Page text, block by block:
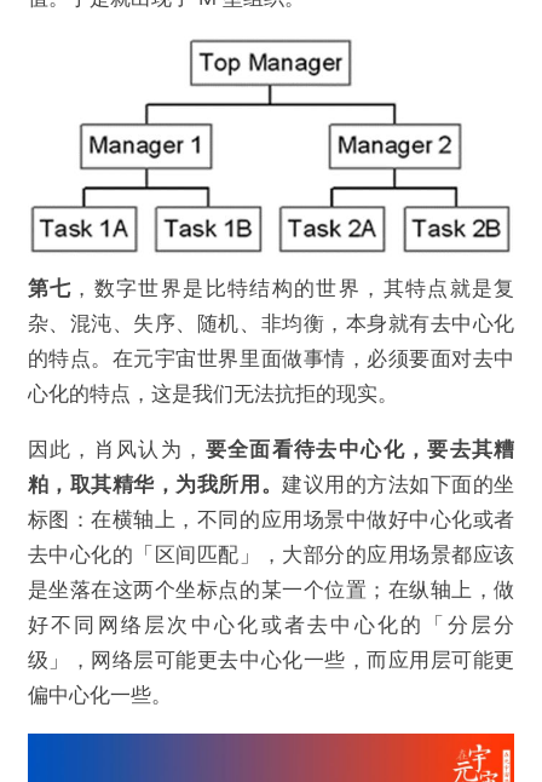
第七 ，数字世界是比特结构的世界，其特点就是复
杂、混沌、失序、随机、非均衡，本身就有去中心化
的特点。在元宇宙世界里面做事情，必须要面对去中
心化的特点，这是我们无法抗拒的现实。
因此，肖风认为， 要全面看待去中心化，要去其糟
粕，取其精华，为我所用。建议用的方法如下面的坐
标图：在横轴上，不同的应用场景中做好中心化或者
去中心化的「区间匹配」，大部分的应用场景都应该
是坐落在这两个坐标点的某一个位置；在纵轴上，做
好不同网络层次中心化或者去中心化的「分层分
级」，网络层可能更去中心化一些，而应用层可能更
偏中心化一些。